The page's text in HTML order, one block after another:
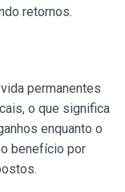
retornos.
permanentes
o que significa
enquanto o
benefício por